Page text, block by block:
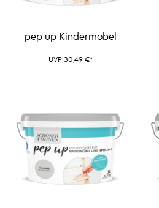
pep up Kindermöbel
UVP 30,49 €*